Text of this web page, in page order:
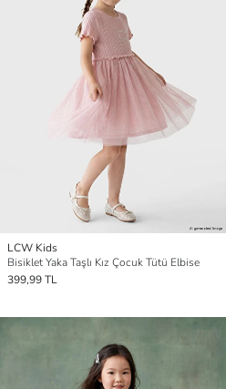
LCW Kids
Bisiklet Yaka Taşlı Kız Çocuk Tütü Elbise
399,99 TL